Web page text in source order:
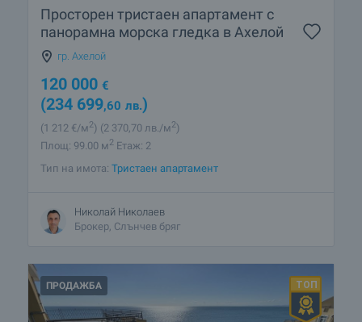
Просторен тристаен апартамент с
панорамна морска гледка в Ахелой
гр. Ахелой
120 000 €
(234 699,60 лв.)
(1 212 €/м2) (2 370 ,70 лв./м2)
Площ: 99.00 м2 Етаж: 2
Тип на имота: Тристаен апартамент
Николай Николаев
Брокер, Слънчев бряг
ПРОДАЖБА